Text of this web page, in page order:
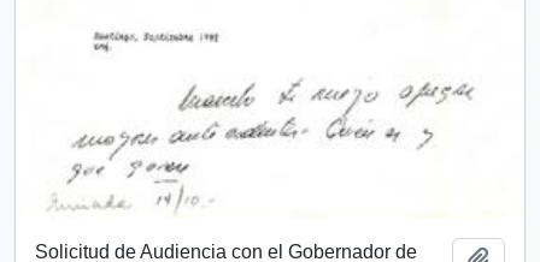
Solicitud de Audiencia con el Gobernador de